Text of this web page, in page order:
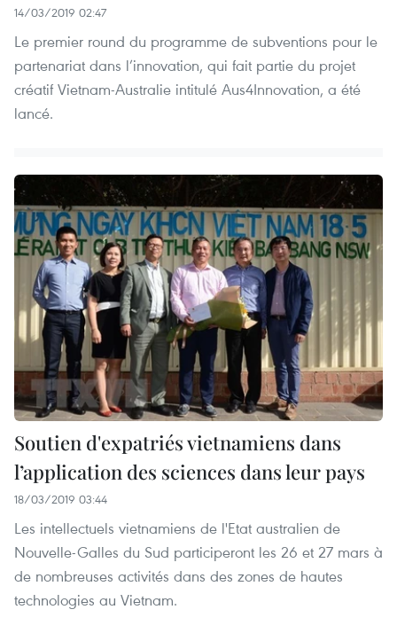
14/03/2019 02:47
Le premier round du programme de subventions pour le
partenariat dans l’innovation, qui fait partie du projet
créatif Vietnam-Australie intitulé Aus4Innovation, a été
lancé.
Soutien d'expatriés vietnamiens dans
l’application des sciences dans leur pays
18/03/2019 03:44
Les intellectuels vietnamiens de l'Etat australien de
Nouvelle-Galles du Sud participeront les 26 et 27 mars à
de nombreuses activités dans des zones de hautes
technologies au Vietnam.